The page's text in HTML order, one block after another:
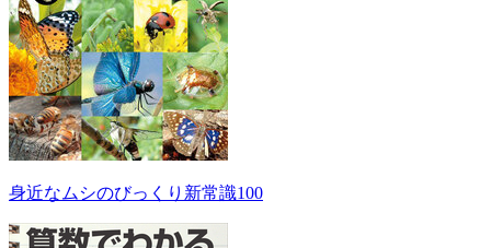
身近なムシのびっくり新常識100